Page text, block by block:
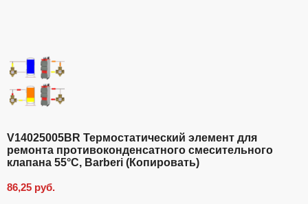
V14025005BR Термостатический элемент для
ремонта противоконденсатного смесительного
клапана 55°C, Barberi (Копировать)
86,25 руб.